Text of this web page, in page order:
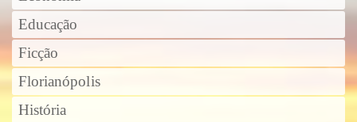
Educação
Ficção
Florianópolis
História